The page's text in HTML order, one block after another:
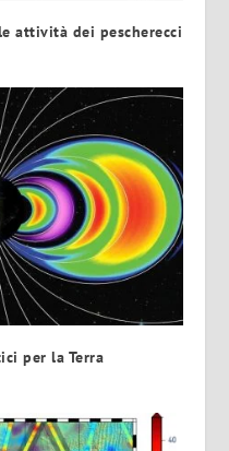
attività dei pescherecci
per la Terra